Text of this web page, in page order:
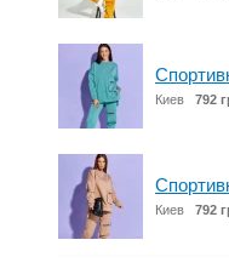
Киев 792
Киев 792